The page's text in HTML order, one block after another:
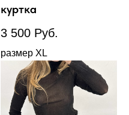
куртка
3 500 Руб.
размер XL